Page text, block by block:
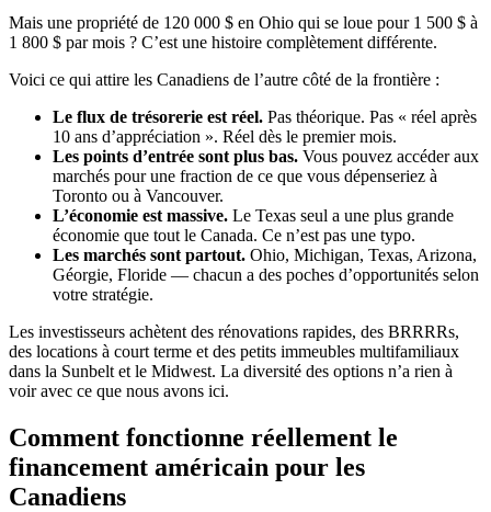
Mais une propriété de 120 000 $ en Ohio qui se loue pour 1 500 $ à
1 800 $ par mois ? C’est une histoire complètement différente.
Voici ce qui attire les Canadiens de l’autre côté de la frontière :
Le flux de trésorerie est réel. Pas théorique. Pas « réel après
10 ans d’appréciation ». Réel dès le premier mois.
Les points d’entrée sont plus bas. Vous pouvez accéder aux
marchés pour une fraction de ce que vous dépenseriez à
Toronto ou à Vancouver.
L’économie est massive. Le Texas seul a une plus grande
économie que tout le Canada. Ce n’est pas une typo.
Les marchés sont partout. Ohio, Michigan, Texas, Arizona,
Géorgie, Floride — chacun a des poches d’opportunités selon
votre stratégie.
Les investisseurs achètent des rénovations rapides, des BRRRRs,
des locations à court terme et des petits immeubles multifamiliaux
dans la Sunbelt et le Midwest. La diversité des options n’a rien à
voir avec ce que nous avons ici.
Comment fonctionne réellement le
financement américain pour les
Canadiens